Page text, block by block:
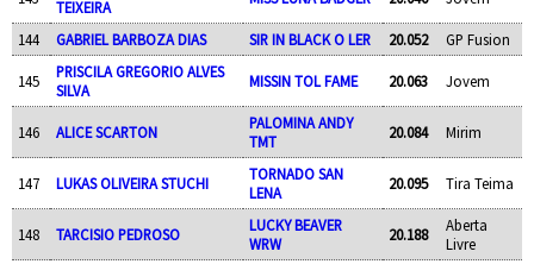
TEIXEIRA
144 GABRIEL BARBOZA DIAS SIR IN BLACK O LER 20.052 GP Fusion
145
PRISCILA GREGORIO ALVES
SILVA
MISSIN TOL FAME 20.063 Jovem
146 ALICE SCARTON
PALOMINA ANDY
TMT
20.084 Mirim
147 LUKAS OLIVEIRA STUCHI
TORNADO SAN
LENA
20.095 Tira Teima
148 TARCISIO PEDROSO
LUCKY BEAVER
WRW
20.188
Aberta
Livre